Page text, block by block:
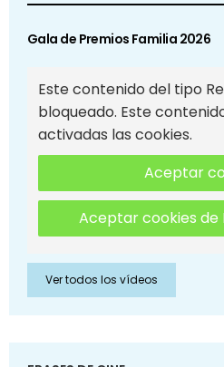
Gala de Premios Familia 2026
Este contenido del tipo
bloqueado. Este
activadas las cookies.
Aceptar
Aceptar cookies de
Ver todos los vídeos